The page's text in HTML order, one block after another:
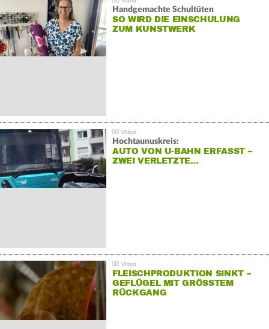
Handgemachte Schultüten
SO WIRD DIE EINSCHULUNG
ZUM KUNSTWERK
Hochtaunuskreis:
AUTO VON U-BAHN ERFASST –
ZWEI VERLETZTE…
FLEISCHPRODUKTION SINKT –
GEFLÜGEL MIT GRÖSSTEM R
ÜCKGANG